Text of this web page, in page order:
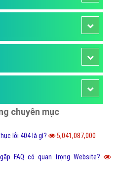
chuyên mục
lỗi 404 là gì? 5,041,087,000
FAQ có quan trọng Website?